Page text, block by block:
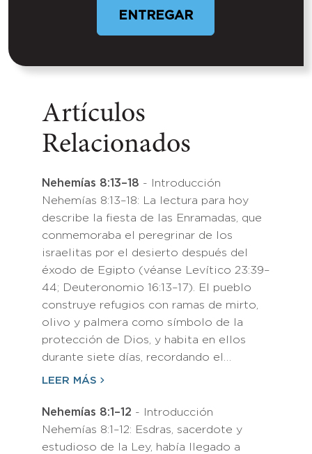
Artículos
Relacionados
Nehemías 8:13–18 - Introducción
Nehemías 8:13–18: La lectura para hoy
describe la fiesta de las Enramadas, que
conmemoraba el peregrinar de los
israelitas por el desierto después del
éxodo de Egipto (véanse Levítico 23:39–
44; Deuteronomio 16:13–17). El pueblo
construye refugios con ramas de mirto,
olivo y palmera como símbolo de la
protección de Dios, y habita en ellos
durante siete días, recordando el…
LEER MÁS
Nehemías 8:1–12 - Introducción
Nehemías 8:1–12: Esdras, sacerdote y
estudioso de la Ley, había llegado a